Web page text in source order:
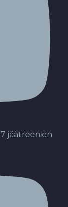
jäätreenien